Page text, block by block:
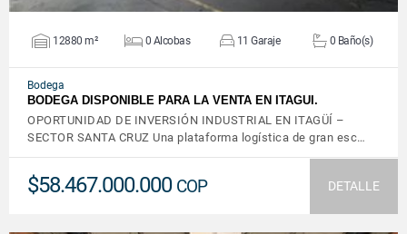
12880 m² 0 Alcobas 11 Garaje 0 Baño(s)
Bodega
BODEGA DISPONIBLE PARA LA VENTA EN ITAGUI.
OPORTUNIDAD DE INVERSIÓN INDUSTRIAL EN ITAGÜÍ –
SECTOR SANTA CRUZ Una plataforma logística de gran esc…
$58.467.000.000 COP DETALLE